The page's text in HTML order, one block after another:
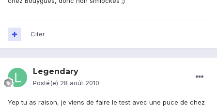
Citer
Legendary
Posté(e) 28 août 2010
Yep tu as raison, je viens de faire le test avec une puce de chez